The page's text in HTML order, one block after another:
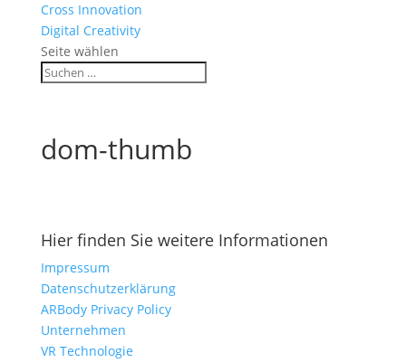
Cross Innovation
Digital Creativity
Seite wählen
dom-thumb
Hier finden Sie weitere Informationen
Impressum
Datenschutzerklärung
ARBody Privacy Policy
Unternehmen
VR Technologie